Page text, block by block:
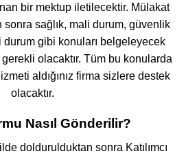
bir mektup iletilecektir. Mülakat
sağlık, mali durum, güvenlik
durum gibi konuları belgeleyecek
gerekli olacaktır. Tüm bu konularda
aldığınız firma sizlere destek
olacaktır.
Nasıl Gönderilir?
doldurulduktan sonra Katılımcı